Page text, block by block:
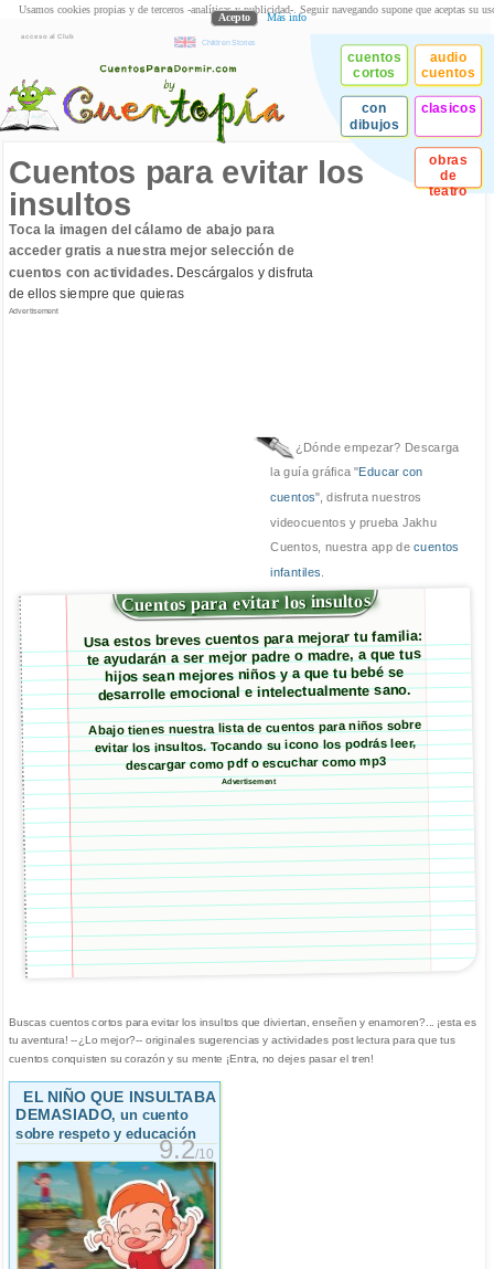
acceso al Club
Children Stories
cuentos
cortos
audio
cuentos
con
dibujos
clasicos
obras
de
teatro
Cuentos para evitar los
insultos
Toca la imagen del cálamo de abajo para
acceder gratis a nuestra mejor selección de
cuentos con actividades.Descárgalos y disfruta
de ellos siempre que quieras
Advertisement
¿Dónde empezar? Descarga
la guía gráfica "Educar con
cuentos", disfruta nuestros
videocuentos y prueba Jakhu
Cuentos, nuestra app decuentos
infantiles
Cuentos para evitar los insultos
Usa estos breves cuentos para mejorar tu familia:
te ayudarán a ser mejor padre o madre, a que tus
hijos sean mejores niños y a que tu bebé se
desarrolle emocional e intelectualmente sano.
Abajo tienes nuestra lista de cuentos para niños sobre
evitar los insultos. Tocando su icono los podrás leer,
descargar como pdf o escuchar como mp3
Advertisement
Buscas cuentos cortos para evitar los insultos que diviertan, enseñen y enamoren?... ¡esta es
tu aventura! --¿Lo mejor?-- originales sugerencias y actividades post lectura para que tus
cuentos conquisten su corazón y su mente ¡Entra, no dejes pasar el tren!
EL NIÑO QUE INSULTABA
DEMASIADO, un cuento
sobre respeto y educación
9.2/10
Usamos cookies propias y de terceros -analíticas y publicidad-. Seguir navegando supone que aceptas su
Acepto Más info